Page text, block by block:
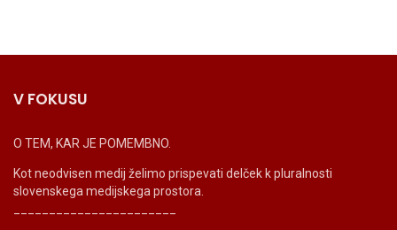
V FOKUSU
O TEM, KAR JE POMEMBNO.
Kot neodvisen medij želimo prispevati delček k pluralnosti
slovenskega medijskega prostora.